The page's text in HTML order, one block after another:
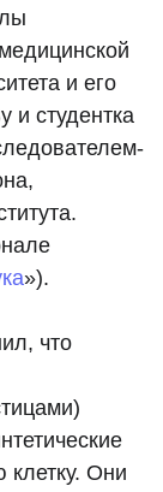
и его
и студентка
»).
что
клетку. Они